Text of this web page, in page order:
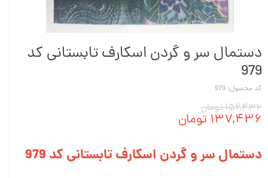
دستمال سر و گردن اسکارف تابستانی کد
979
کد محصول: 979
۱۵۲,۴۳۶ تومان
۱۳۷,۴۳۶ تومان
دستمال سر و گردن اسکارف تابستانی کد 979